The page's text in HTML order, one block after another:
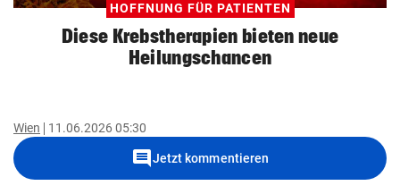
HOFFNUNG FÜR PATIENTEN
Diese Krebstherapien bieten neue
Heilungschancen
Wien 11.06.2026 05:30
commentJetzt kommentieren